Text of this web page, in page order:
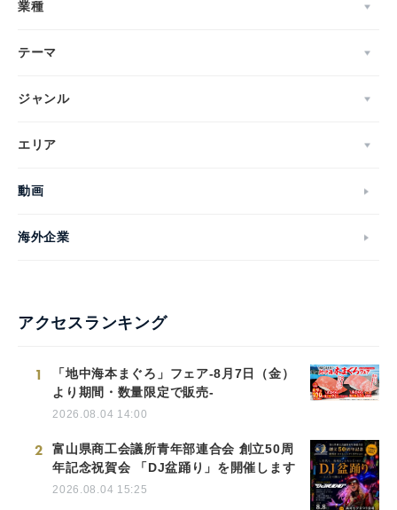
業種
テーマ
ジャンル
エリア
動画
海外企業
アクセスランキング
1
「地中海本まぐろ」フェア-8月7日（金）
より期間・数量限定で販売-
2026.08.04 14:00
2
富山県商工会議所青年部連合会 創立50周
年記念祝賀会 「DJ盆踊り」を開催します
2026.08.04 15:25